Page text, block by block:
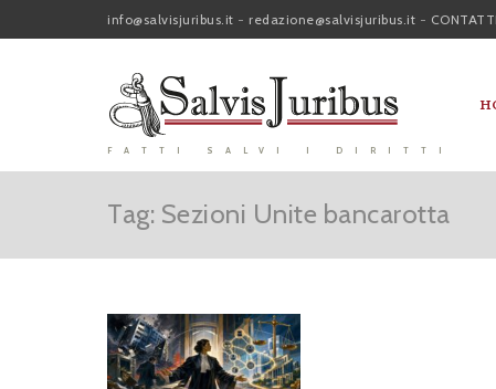
info@salvisjuribus.it - redazione@salvisjuribus.it - CONTATTI
FATTI SALVI I DIRITTI
Tag: Sezioni Unite bancarotta